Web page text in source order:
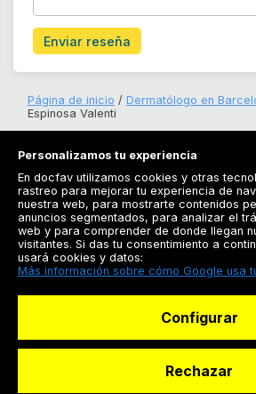
Enviar reseña
Página de inicio Dermatólogo en
Espinosa Valenti
Registrarse
Docfav
Personalizamos tu experiencia
En docfav utilizamos cookies y otras
rastreo para mejorar tu experiencia de
nuestra web, para mostrarte contenidos
anuncios segmentados, para analizar el
web y para comprender de donde llegan
visitantes. Si das tu consentimiento a
usará cookies y datos:
Más información sobre cómo Google usa
Configurar
Rechazar